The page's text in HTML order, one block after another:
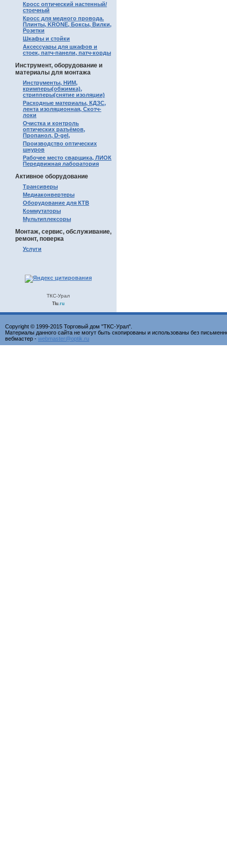
Кросс оптический настенный/
стоечный
Кросс для медного провода.
Плинты, KRONE, Боксы, Вилки,
Розетки
Шкафы и стойки
Аксессуары для шкафов и
стоек, патч-панели, патч-корды
Инструмент, оборудование и
материалы для монтажа
Инструменты, НИМ,
кримперы(обжимка),
стрипперы(снятие изоляции)
Расходные материалы, КДЗС,
лента изоляционная, Скотч-
локи
Очистка и контроль
оптических разъёмов,
Пропанол, D-gel,
Производство оптических
шнуров
Рабочее место сварщика, ЛИОК
Передвижная лаборатория
Активное оборудование
Трансиверы
Медиаконвертеры
Оборудование для КТВ
Коммутаторы
Мультиплексоры
Монтаж, сервис, обслуживание,
ремонт, поверка
Услуги
ТКС-Урал
Tiu.ru
Copyright © 1999-2015 Торговый дом "ТКС-Урал".
Материалы данного сайта не могут быть скопированы и использованы без
вебмастер - webmaster@optik.ru